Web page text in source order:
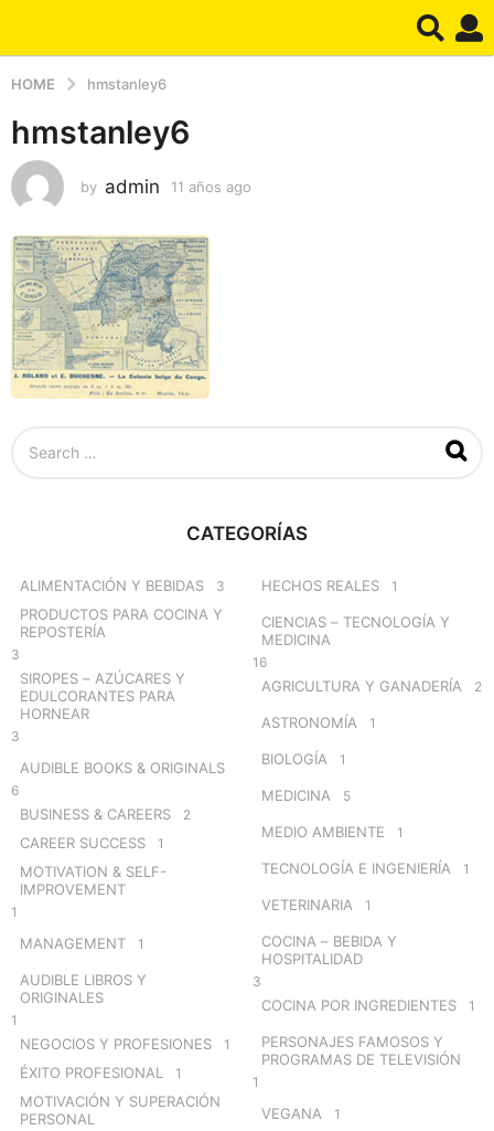
HOME hmstanley6
hmstanley6
by admin 11 años ago
CATEGORÍAS
ALIMENTACIÓN Y BEBIDAS 3
PRODUCTOS PARA COCINA Y
REPOSTERÍA
3
SIROPES – AZÚCARES Y
EDULCORANTES PARA
HORNEAR
3
AUDIBLE BOOKS & ORIGINALS
6
BUSINESS & CAREERS 2
CAREER SUCCESS 1
MOTIVATION & SELF-
IMPROVEMENT
1
MANAGEMENT 1
AUDIBLE LIBROS Y
ORIGINALES
1
NEGOCIOS Y PROFESIONES 1
ÉXITO PROFESIONAL 1
MOTIVACIÓN Y SUPERACIÓN
PERSONAL
HECHOS REALES 1
CIENCIAS – TECNOLOGÍA Y
MEDICINA
16
AGRICULTURA Y GANADERÍA 2
ASTRONOMÍA 1
BIOLOGÍA 1
MEDICINA 5
MEDIO AMBIENTE 1
TECNOLOGÍA E INGENIERÍA 1
VETERINARIA 1
COCINA – BEBIDA Y
HOSPITALIDAD
3
COCINA POR INGREDIENTES 1
PERSONAJES FAMOSOS Y
PROGRAMAS DE TELEVISIÓN
1
VEGANA 1